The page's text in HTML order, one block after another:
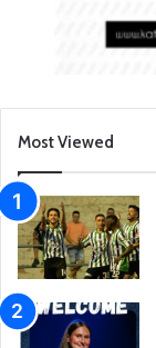
Most Viewed